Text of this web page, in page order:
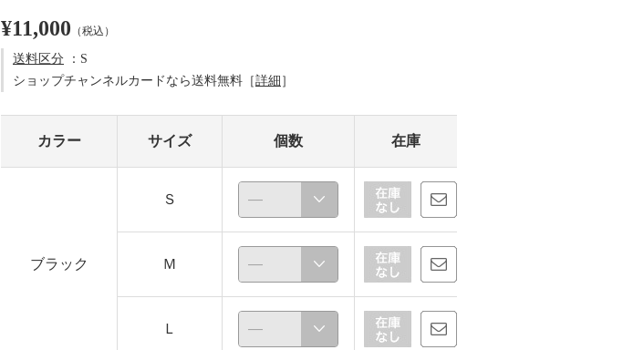
¥11,000 （税込）
送料区分 ：S
ショップチャンネルカードなら送料無料［詳細 ］
カラー サイズ 個数 在庫
ブラック
Ｓ
Ｍ
Ｌ